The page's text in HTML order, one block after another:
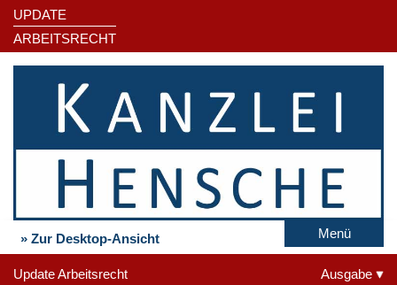
UPDATE
ARBEITSRECHT
» Zur Desktop-Ansicht Menü
Update Arbeitsrecht Ausgabe